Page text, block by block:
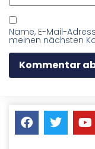
Name, E-Mail-
meinen nächsten